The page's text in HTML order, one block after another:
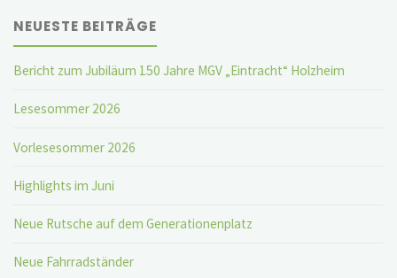
NEUESTE BEITRÄGE
Bericht zum Jubiläum 150 Jahre MGV „Eintracht“ Holzheim
Lesesommer 2026
Vorlesesommer 2026
Highlights im Juni
Neue Rutsche auf dem Generationenplatz
Neue Fahrradständer